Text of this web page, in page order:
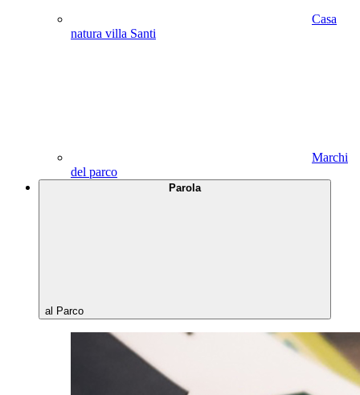
Casa
natura villa Santi
Marchi
del parco
Parola
al Parco